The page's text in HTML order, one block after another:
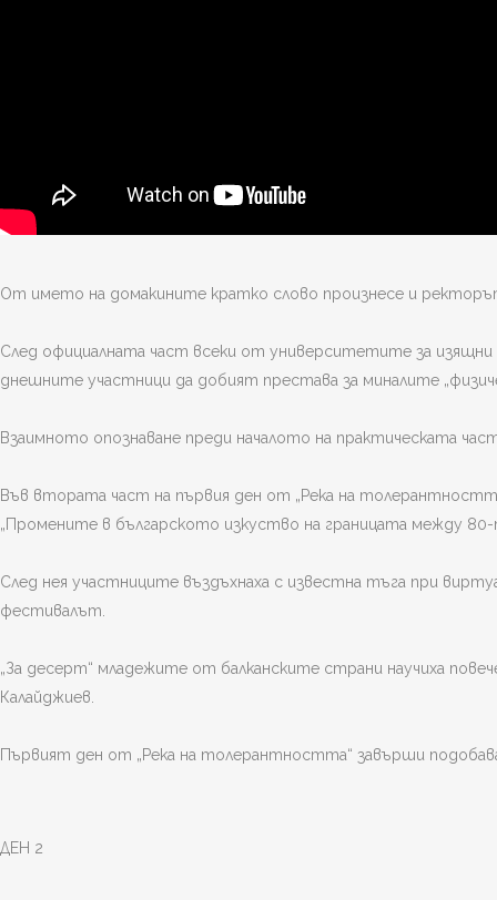
От името на домакините кратко слово произнесе и
След официалната част всеки от университетите за
днешните участници да добият престава за миналите
Взаимното опознаване преди началото на практическата
Във втората част на първия ден от „Река на
„Промените в българското изкуство на границата между 80-
След нея участниците въздъхнаха с известна тъга при
фестивалът.
„За десерт“ младежите от балканските страни научиха
Калайджиев.
Първият ден от „Река на толерантността“ завърши
ДЕН 2